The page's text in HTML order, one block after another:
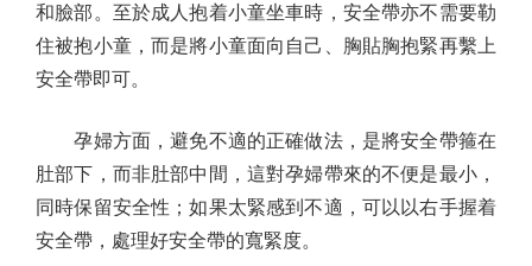
和臉部。至於成人抱着小童坐車時，安全帶亦不需要勒
住被抱小童，而是將小童面向自己、胸貼胸抱緊再繫上
安全帶即可。
孕婦方面，避免不適的正確做法，是將安全帶箍在
肚部下，而非肚部中間，這對孕婦帶來的不便是最小，
同時保留安全性；如果太緊感到不適，可以以右手握着
安全帶，處理好安全帶的寬緊度。